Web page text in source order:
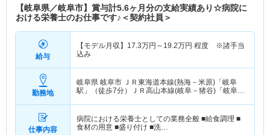
【岐阜県／岐阜市】賞与計5.6ヶ月分の支給実績あり☆病院に
おける栄養士のお仕事です♪＜契約社員＞
給与
【モデル月収】 17.3万円～ 19.2万円 程度 ※諸手当
込み
勤務地
岐阜県 岐阜市 ＪＲ東海道本線(熱海－米原)「岐阜
駅」（徒歩7分）ＪＲ高山本線(岐阜－猪谷)「岐阜
仕事内容
病院における栄養士としての業務全般 ■給食調理 ■
食材の用意 ■盛り付け ■洗…